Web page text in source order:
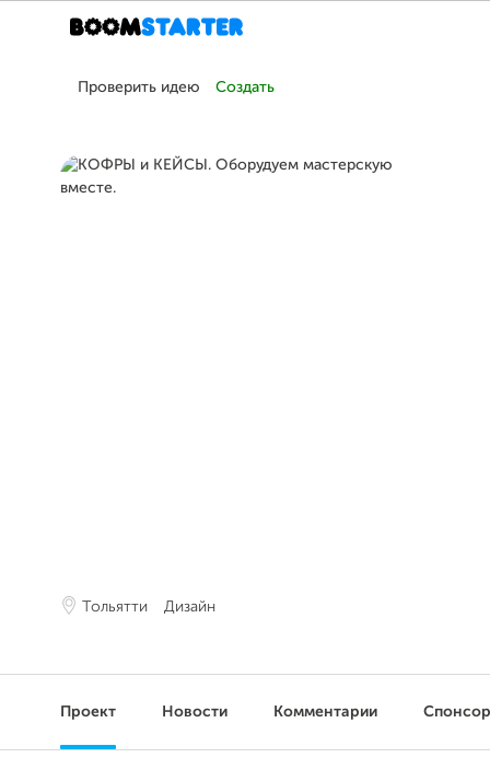
Проверить идею Создать
Тольятти Дизайн
Проект Новости Комментарии